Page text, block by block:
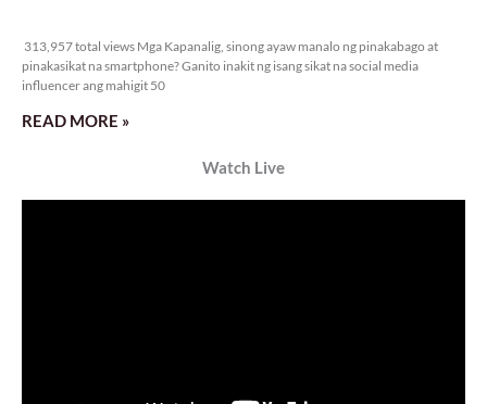
313,957 total views Mga Kapanalig, sinong ayaw manalo ng pinakabago at
pinakasikat na smartphone? Ganito inakit ng isang sikat na social media
influencer ang mahigit 50
READ MORE »
Watch Live